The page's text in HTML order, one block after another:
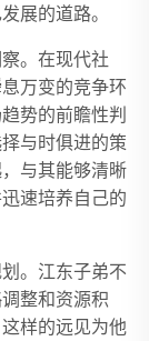
展的道路。
。在现代社
万变的竞争环
势的前瞻性判
与时俱进的策
与其能够清晰
速培养自己的
。江东子弟不
整和资源积
样的远见为他